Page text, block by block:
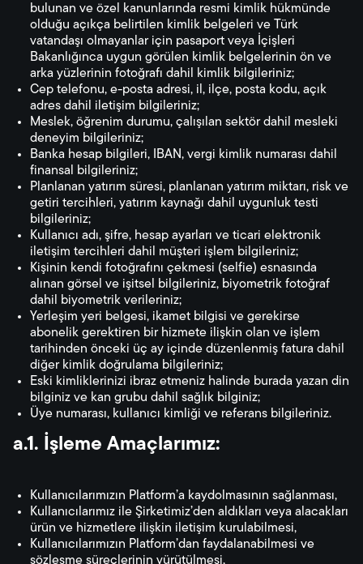
bulunan ve özel kanunlarında resmi kimlik hükmünde
olduğu açıkça belirtilen kimlik belgeleri ve Türk
vatandaşı olmayanlar için pasaport veya İçişleri
Bakanlığınca uygun görülen kimlik belgelerinin ön ve
arka yüzlerinin fotoğrafı dahil kimlik bilgileriniz;
Cep telefonu, e-posta adresi, il, ilçe, posta kodu, açık
adres dahil iletişim bilgileriniz;
Meslek, öğrenim durumu, çalışılan sektör dahil mesleki
deneyim bilgileriniz;
Banka hesap bilgileri, IBAN, vergi kimlik numarası dahil
finansal bilgileriniz;
Planlanan yatırım süresi, planlanan yatırım miktarı, risk ve
getiri tercihleri, yatırım kaynağı dahil uygunluk testi
bilgileriniz;
Kullanıcı adı, şifre, hesap ayarları ve ticari elektronik
iletişim tercihleri dahil müşteri işlem bilgileriniz;
Kişinin kendi fotoğrafını çekmesi (selfie) esnasında
alınan görsel ve işitsel bilgileriniz, biyometrik fotoğraf
dahil biyometrik verileriniz;
Yerleşim yeri belgesi, ikamet bilgisi ve gerekirse
abonelik gerektiren bir hizmete ilişkin olan ve işlem
tarihinden önceki üç ay içinde düzenlenmiş fatura dahil
diğer kimlik doğrulama bilgileriniz;
Eski kimliklerinizi ibraz etmeniz halinde burada yazan din
bilginiz ve kan grubu dahil sağlık bilginiz;
Üye numarası, kullanıcı kimliği ve referans bilgileriniz.
a.1. İşleme Amaçlarımız:
Kullanıcılarımızın Platform’a kaydolmasının sağlanması,
Kullanıcılarımız ile Şirketimiz’den aldıkları veya alacakları
ürün ve hizmetlere ilişkin iletişim kurulabilmesi,
Kullanıcılarımızın Platform’dan faydalanabilmesi ve
sözleşme süreçlerinin yürütülmesi,